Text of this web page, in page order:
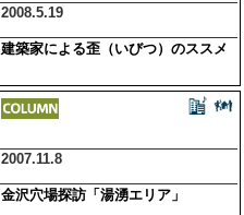
2008.5.19
建築家による歪（いびつ）のススメ
2007.11.8
金沢穴場探訪「湯湧エリア」